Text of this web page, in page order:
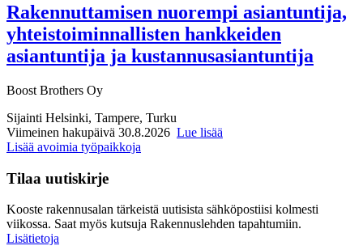
Rakennuttamisen nuorempi asiantuntija,
yhteistoiminnallisten hankkeiden
asiantuntija ja kustannusasiantuntija
Boost Brothers Oy
Sijainti Helsinki, Tampere, Turku
Viimeinen hakupäivä 30.8.2026 Lue lisää
Lisää avoimia työpaikkoja
Tilaa uutiskirje
Kooste rakennusalan tärkeistä uutisista sähköpostiisi kolmesti
viikossa. Saat myös kutsuja Rakennuslehden tapahtumiin.
Lisätietoja